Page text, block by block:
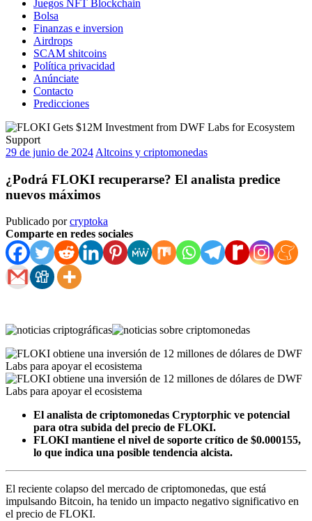
Juegos NFT Blockchain
Bolsa
Finanzas e inversion
Airdrops
SCAM shitcoins
Política privacidad
Anúnciate
Contacto
Predicciones
29 de junio de 2024 Altcoins y criptomonedas
¿Podrá FLOKI recuperarse? El analista predice
nuevos máximos
Publicado porcryptoka
Comparte en redes sociales
El analista de criptomonedas Cryptorphic ve potencial
para otra subida del precio de FLOKI.
FLOKI mantiene el nivel de soporte crítico de $0.000155,
lo que indica una posible tendencia alcista.
El reciente colapso del mercado de criptomonedas, que está
impulsando Bitcoin, ha tenido un impacto negativo significativo en
el precio de FLOKI.